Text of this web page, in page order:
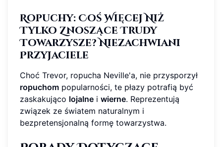
Ropuchy: Coś Więcej Niż
Tylko Znoszące Trudy
Towarzysze? Niezachwiani
Przyjaciele
Choć Trevor, ropucha Neville'a, nie przysporzył
ropuchom popularności, te płazy potrafią być
zaskakująco lojalne i wierne. Reprezentują
związek ze światem naturalnym i
bezpretensjonalną formę towarzystwa.